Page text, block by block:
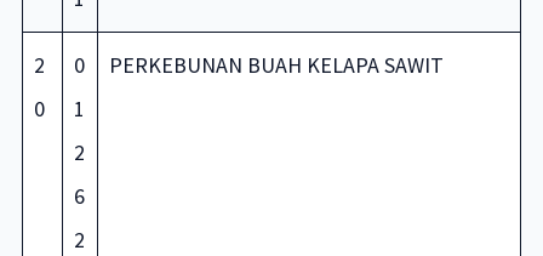
2
0
0
1
2
6
2
PERKEBUNAN BUAH KELAPA SAWIT